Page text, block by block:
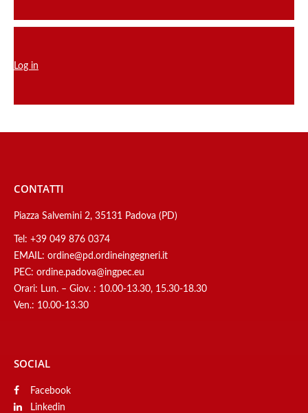
Log in
CONTATTI
Piazza Salvemini 2, 35131 Padova (PD)
Tel: +39 049 876 0374
EMAIL: ordine@pd.ordineingegneri.it
PEC: ordine.padova@ingpec.eu
Orari: Lun. – Giov. : 10.00-13.30, 15.30-18.30
Ven.: 10.00-13.30
SOCIAL
Facebook
Linkedin